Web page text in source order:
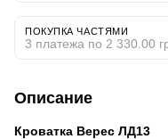
ПОКУПКА ЧАСТЯМИ
3 платежа по 2 330.00
Описание
Кроватка Верес ЛД13